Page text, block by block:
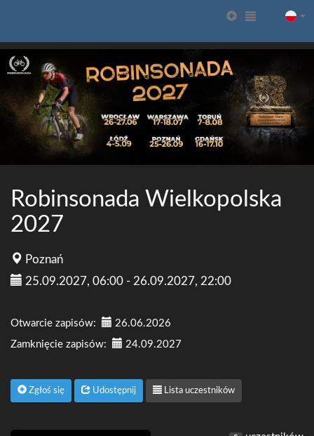
Robinsonada Wielkopolska
2027
Poznań
25.09.2027, 06:00 - 26.09.2027, 22:00
Otwarcie zapisów:
26.06.2026
Zamknięcie zapisów:
24.09.2027
Zgłoś się Udostępnij Lista uczestników